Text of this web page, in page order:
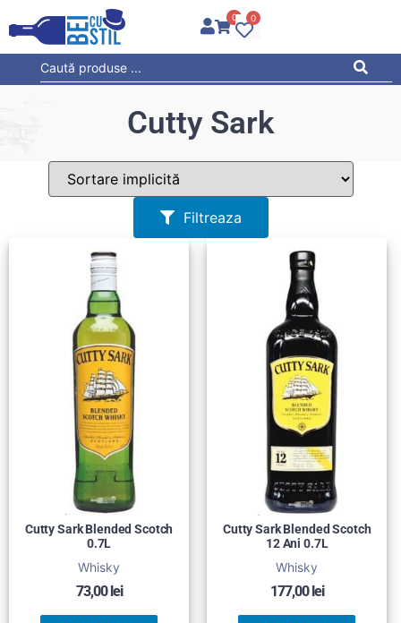
0 0
Cutty Sark
Filtreaza
Cutty Sark Blended Scotch
0.7L
Whisky
73,00lei
Cutty Sark Blended Scotch
12 Ani 0.7L
Whisky
177,00lei